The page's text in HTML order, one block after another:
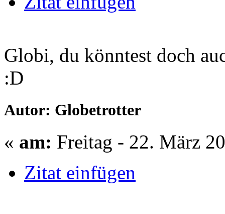
Globi, du könntest doch
:D
Autor: Globetrotter
« am: Freitag - 22. März
Zitat einfügen